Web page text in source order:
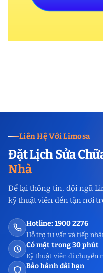
Liên Hệ Với Limosa
Đặt Lịch Sửa
Nhà
Để lại thông tin, đội ngũ
kỹ thuật viên đến tận nơi
Hotline: 1900 2276
Hỗ trợ tư vấn và tiếp
Có mặt trong 30 phút
Kỹ thuật viên di chuyển
Bảo hành dài hạn